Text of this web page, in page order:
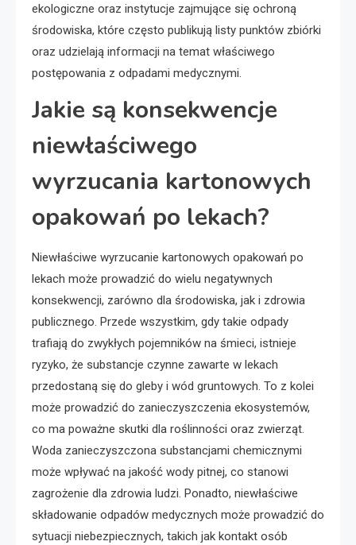
ekologiczne oraz instytucje zajmujące się ochroną
środowiska, które często publikują listy punktów zbiórki
oraz udzielają informacji na temat właściwego
postępowania z odpadami medycznymi.
Jakie są konsekwencje
niewłaściwego
wyrzucania kartonowych
opakowań po lekach?
Niewłaściwe wyrzucanie kartonowych opakowań po
lekach może prowadzić do wielu negatywnych
konsekwencji, zarówno dla środowiska, jak i zdrowia
publicznego. Przede wszystkim, gdy takie odpady
trafiają do zwykłych pojemników na śmieci, istnieje
ryzyko, że substancje czynne zawarte w lekach
przedostaną się do gleby i wód gruntowych. To z kolei
może prowadzić do zanieczyszczenia ekosystemów,
co ma poważne skutki dla roślinności oraz zwierząt.
Woda zanieczyszczona substancjami chemicznymi
może wpływać na jakość wody pitnej, co stanowi
zagrożenie dla zdrowia ludzi. Ponadto, niewłaściwe
składowanie odpadów medycznych może prowadzić do
sytuacji niebezpiecznych, takich jak kontakt osób